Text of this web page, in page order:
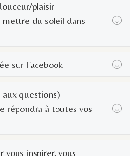
plaisir
du soleil dans
sur Facebook
aux questions)
répondra à toutes vos
vous inspirer, vous